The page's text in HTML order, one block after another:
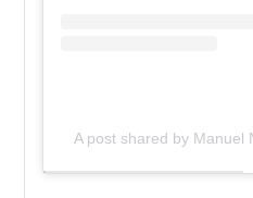
A post shared by Manuel